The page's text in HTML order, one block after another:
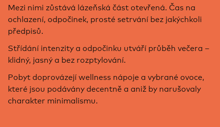
Mezi nimi zůstává lázeňská část otevřená. Čas na
ochlazení, odpočinek, prosté setrvání bez jakýchkoli
předpisů.
Střídání intenzity a odpočinku utváří průběh večera –
klidný, jasný a bez rozptylování.
Pobyt doprovázejí wellness nápoje a vybrané ovoce,
které jsou podávány decentně a aniž by narušovaly
charakter minimalismu.